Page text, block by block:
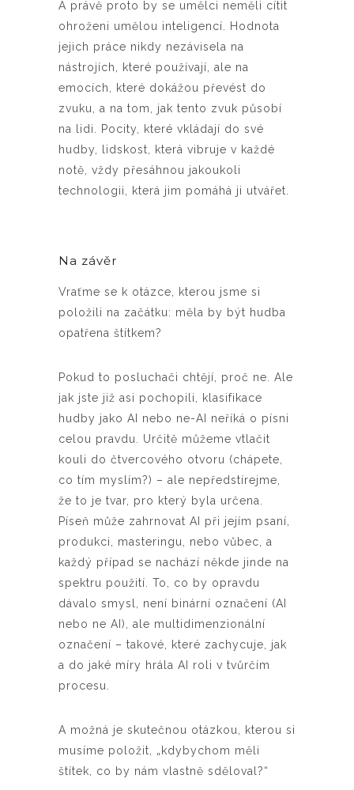
A právě proto by se umělci neměli cítit
ohroženi umělou inteligencí. Hodnota
jejich práce nikdy nezávisela na
nástrojích, které používají, ale na
emocích, které dokážou převést do
zvuku, a na tom, jak tento zvuk působí
na lidi. Pocity, které vkládají do své
hudby, lidskost, která vibruje v každé
notě, vždy přesáhnou jakoukoli
technologii, která jim pomáhá ji utvářet.
Na závěr
Vraťme se k otázce, kterou jsme si
položili na začátku: měla by být hudba
opatřena štítkem?
Pokud to posluchači chtějí, proč ne. Ale
jak jste již asi pochopili, klasifikace
hudby jako AI nebo ne-AI neříká o písni
celou pravdu. Určitě můžeme vtlačit
kouli do čtvercového otvoru (chápete,
co tím myslím?) – ale nepředstírejme,
že to je tvar, pro který byla určena.
Píseň může zahrnovat AI při jejím psaní,
produkci, masteringu, nebo vůbec, a
každý případ se nachází někde jinde na
spektru použití. To, co by opravdu
dávalo smysl, není binární označení (AI
nebo ne AI), ale multidimenzionální
označení – takové, které zachycuje, jak
a do jaké míry hrála AI roli v tvůrčím
procesu.
A možná je skutečnou otázkou, kterou si
musíme položit, „kdybychom měli
štítek, co by nám vlastně sděloval?“